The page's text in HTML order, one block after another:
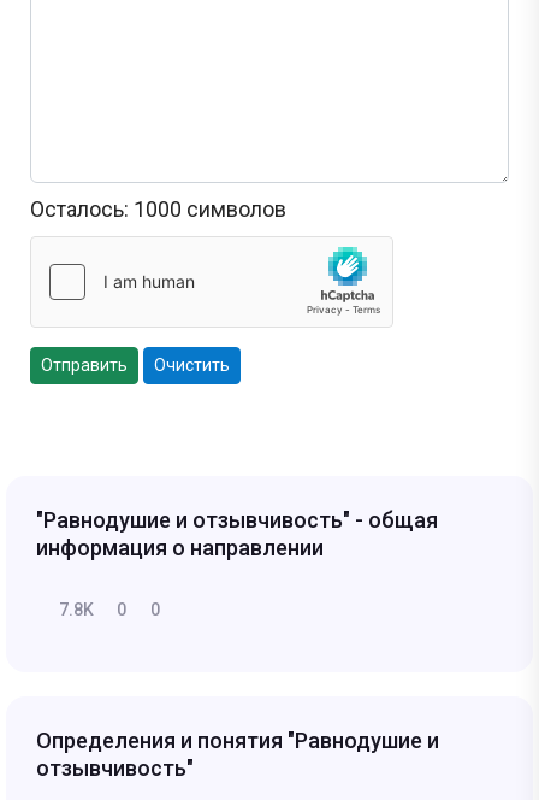
Осталось: 1000 символов
Отправить Очистить
"Равнодушие и отзывчивость" - общая
информация о направлении
7.8K 0 0
Определения и понятия "Равнодушие и
отзывчивость"